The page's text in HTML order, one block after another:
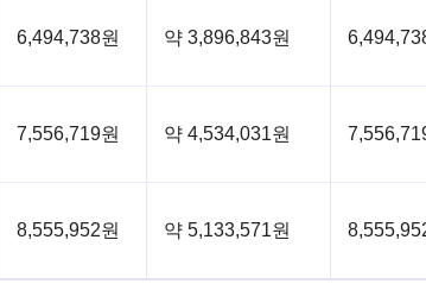
6,494,738원 약 3,896,843원
7,556,719원 약 4,534,031원
8,555,952원 약 5,133,571원